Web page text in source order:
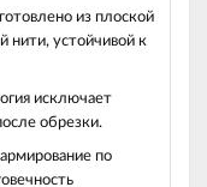
из плоской
нити, устойчивой к
исключает
обрезки.
по